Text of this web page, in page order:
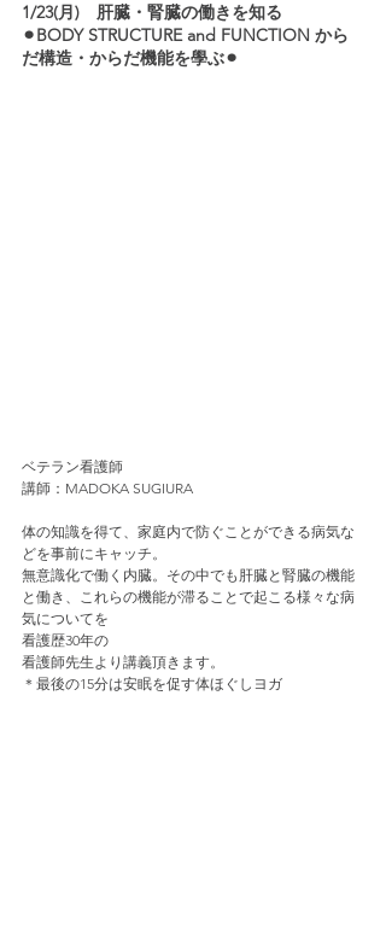
1/23(月)　肝臓・腎臓の働きを知る
⚫︎BODY STRUCTURE and FUNCTION から
だ構造・からだ機能を學ぶ⚫︎
ベテラン看護師
講師：MADOKA SUGIURA
体の知識を得て、家庭内で防ぐことができる病気な
どを事前にキャッチ。
無意識化で働く内臓。その中でも肝臓と腎臓の機能
と働き、これらの機能が滞ることで起こる様々な病
気についてを
看護歴30年の
看護師先生より講義頂きます。
＊最後の15分は安眠を促す体ほぐしヨガ